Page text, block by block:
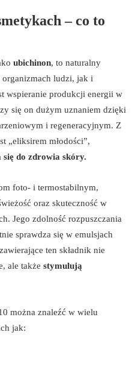
– co to
ubichinon, to naturalny
ludzi, jak i
wspieranie produkcji energii w
się on dużym uznaniem dzięki
i regeneracyjnym. Z
„eliksirem młodości”,
do zdrowia skóry.
foto- i termostabilnym,
oraz skuteczność w
Jego zdolność rozpuszczania
sprawdza się w emulsjach
ten składnik nie
ale także stymulują
można znaleźć w wielu
jak: